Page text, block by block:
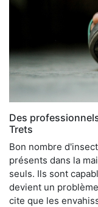
Des
Trets
Bon nombre
présents dans la
seuls. Ils sont
devient un
cite que les